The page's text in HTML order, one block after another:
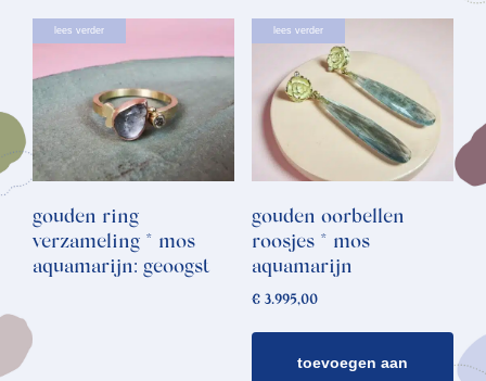
lees verder
gouden ring
verzameling * mos
aquamarijn: geoogst
lees verder
gouden oorbellen
roosjes * mos
aquamarijn
€3.995,00
toevoegen aan